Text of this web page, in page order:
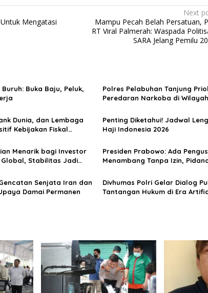
Mengatasi
Next
Mampu Pecah Belah Persatuan,
RT Viral Palmerah: Waspada
SARA Jelang Pemilu
Buka Baju, Peluk,
Polres Pelabuhan Tanjung
Peredaran Narkoba di
Dunia, dan Lembaga
Kebijakan Fiskal
Penting Diketahui! Jadwal
Haji Indonesia 2026
Menarik bagi Investor
Global, Stabilitas Jadi
Presiden Prabowo: Ada
Menambang Tanpa Izin,
Senjata Iran dan
Damai Permanen
Divhumas Polri Gelar Dialog
Tantangan Hukum di Era